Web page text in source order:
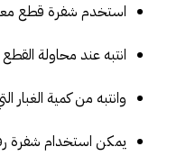
استخدم شفرة قطع
انتبه عند محاولة
وانتبه من كمية الغبار
يمكن استخدام شفرة